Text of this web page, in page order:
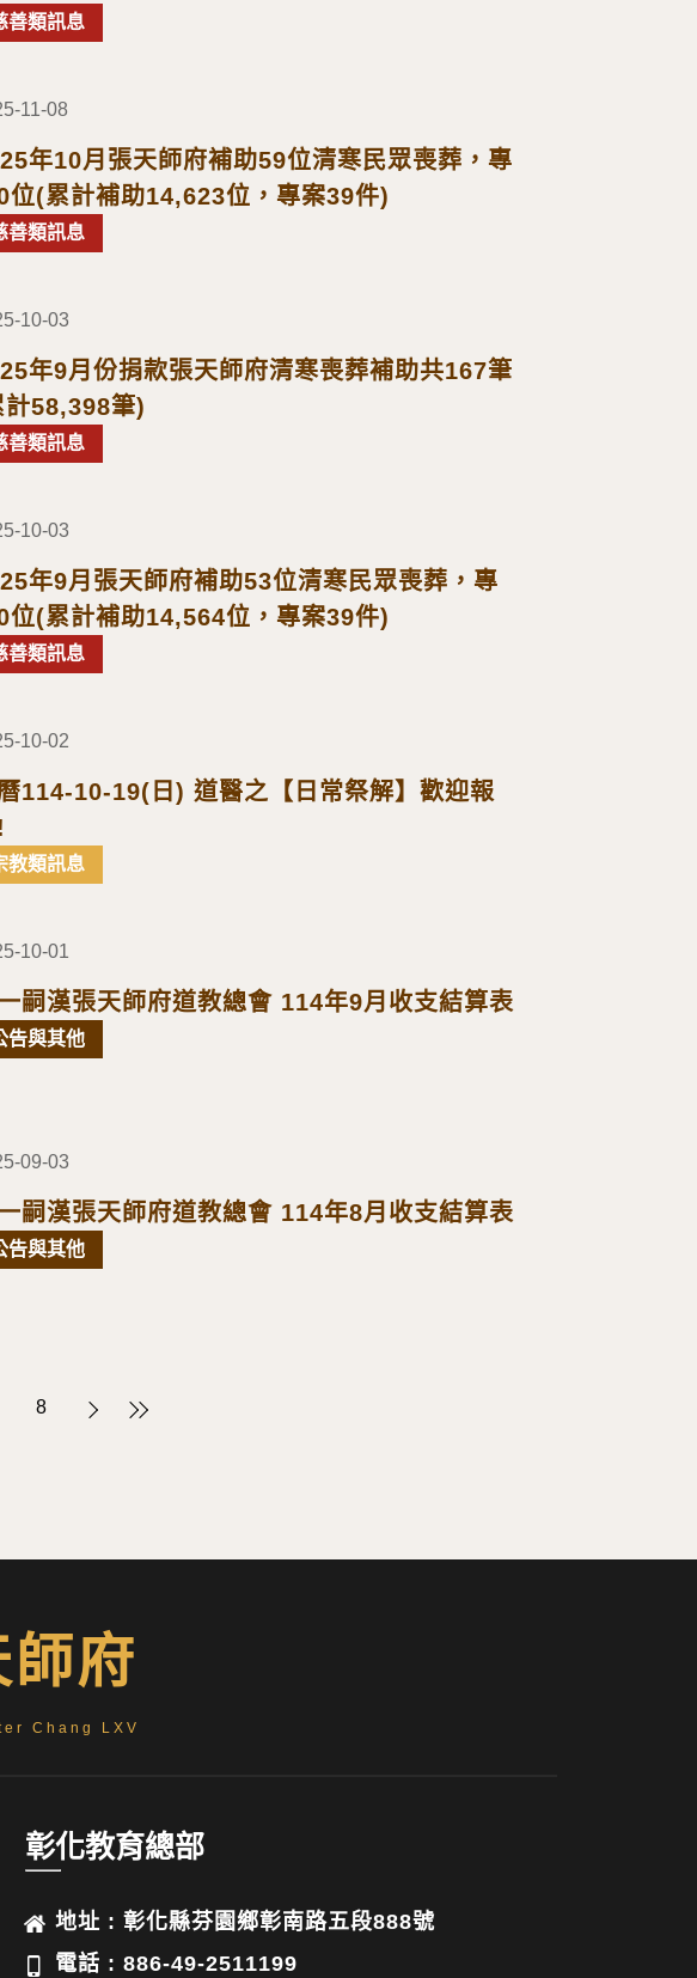
善類訊息
11-08
年10月張天師府補助59位清寒民眾喪葬，專
位(累計補助14,623位，專案39件)
善類訊息
10-03
年9月份捐款張天師府清寒喪葬補助共167筆
計58,398筆)
善類訊息
10-03
年9月張天師府補助53位清寒民眾喪葬，專
位(累計補助14,564位，專案39件)
善類訊息
10-02
114-10-19(日) 道醫之【日常祭解】歡迎報
教類訊息
10-01
嗣漢張天師府道教總會 114年9月收支結算表
告與其他
09-03
嗣漢張天師府道教總會 114年8月收支結算表
告與其他
8
府
Chang LXV
彰化教育總部
地址 : 彰化縣芬園鄉彰南路五段888號
電話 : 886-49-2511199